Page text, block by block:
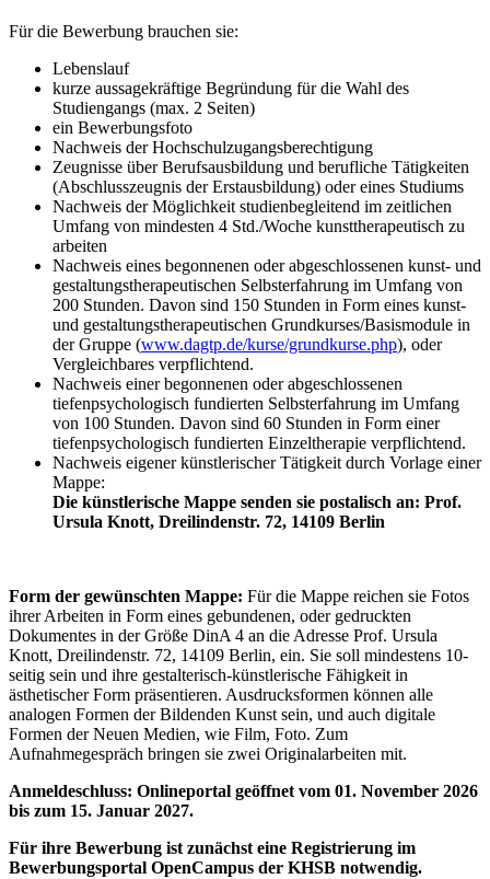
Für die Bewerbung brauchen sie:
Lebenslauf
kurze aussagekräftige Begründung für die Wahl des
Studiengangs (max. 2 Seiten)
ein Bewerbungsfoto
Nachweis der Hochschulzugangsberechtigung
Zeugnisse über Berufsausbildung und berufliche Tätigkeiten
(Abschlusszeugnis der Erstausbildung) oder eines Studiums
Nachweis der Möglichkeit studienbegleitend im zeitlichen
Umfang von mindesten 4 Std./Woche kunsttherapeutisch zu
arbeiten
Nachweis eines begonnenen oder abgeschlossenen kunst- und
gestaltungstherapeutischen Selbsterfahrung im Umfang von
200 Stunden. Davon sind 150 Stunden in Form eines kunst-
und gestaltungstherapeutischen Grundkurses/Basismodule in
der Gruppe (www.dagtp.de/kurse/grundkurse.php), oder
Vergleichbares verpflichtend.
Nachweis einer begonnenen oder abgeschlossenen
tiefenpsychologisch fundierten Selbsterfahrung im Umfang
von 100 Stunden. Davon sind 60 Stunden in Form einer
tiefenpsychologisch fundierten Einzeltherapie verpflichtend.
Nachweis eigener künstlerischer Tätigkeit durch Vorlage einer
Mappe:
Die künstlerische Mappe senden sie postalisch an: Prof.
Ursula Knott, Dreilindenstr. 72, 14109 Berlin
Form der gewünschten Mappe: Für die Mappe reichen sie Fotos
ihrer Arbeiten in Form eines gebundenen, oder gedruckten
Dokumentes in der Größe DinA 4 an die Adresse Prof. Ursula
Knott, Dreilindenstr. 72, 14109 Berlin, ein. Sie soll mindestens 10-
seitig sein und ihre gestalterisch-künstlerische Fähigkeit in
ästhetischer Form präsentieren. Ausdrucksformen können alle
analogen Formen der Bildenden Kunst sein, und auch digitale
Formen der Neuen Medien, wie Film, Foto. Zum
Aufnahmegespräch bringen sie zwei Originalarbeiten mit.
Anmeldeschluss: Onlineportal geöffnet vom 01. November 2026
bis zum 15. Januar 2027.
Für ihre Bewerbung ist zunächst eine Registrierung im
Bewerbungsportal OpenCampus der KHSB notwendig.